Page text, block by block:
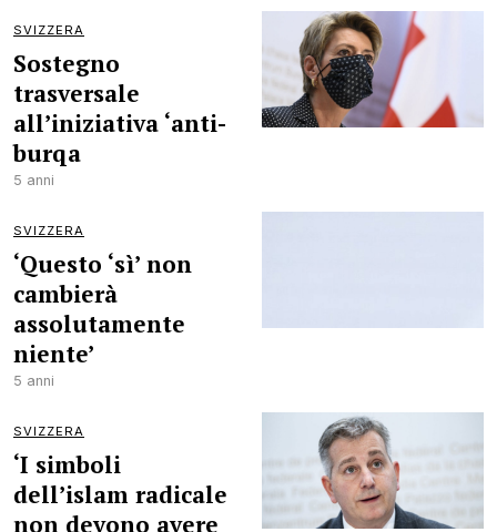
SVIZZERA
Sostegno
trasversale
all’iniziativa ‘anti-
burqa
5 anni
SVIZZERA
‘Questo ‘sì’ non
cambierà
assolutamente
niente’
5 anni
SVIZZERA
‘I simboli
dell’islam radicale
non devono avere